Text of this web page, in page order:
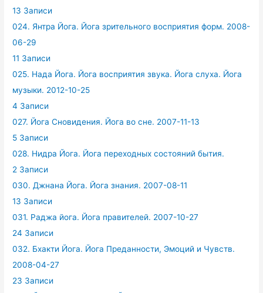
13 Записи
024. Янтра Йога. Йога зрительного восприятия форм. 2008-
06-29
11 Записи
025. Нада Йога. Йога восприятия звука. Йога слуха. Йога
музыки. 2012-10-25
4 Записи
027. Йога Сновидения. Йога во сне. 2007-11-13
5 Записи
028. Нидра Йога. Йога переходных состояний бытия.
2 Записи
030. Джнана Йога. Йога знания. 2007-08-11
13 Записи
031. Раджа йога. Йога правителей. 2007-10-27
24 Записи
032. Бхакти Йога. Йога Преданности, Эмоций и Чувств.
2008-04-27
23 Записи